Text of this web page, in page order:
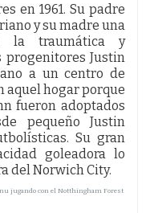
en 1961. Su padre
y su madre una
la traumática y
progenitores Justin
a un centro de
aquel hogar porque
fueron adoptados
pequeño Justin
Su gran
goleadora lo
del Norwich City.
jugando con el Notthingham Forest